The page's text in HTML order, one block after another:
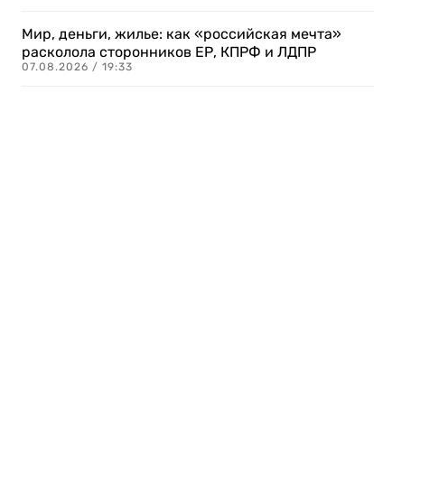
Мир, деньги, жилье: как «российская мечта»
расколола сторонников ЕР, КПРФ и ЛДПР
07.08.2026 / 19:33